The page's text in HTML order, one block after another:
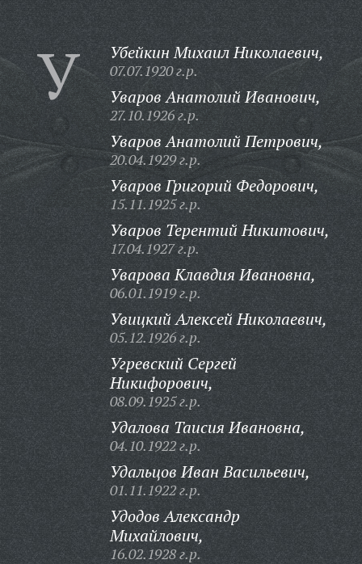
У Убейкин Михаил Николаевич,
07.07.1920 г.р.
Уваров Анатолий Иванович,
27.10.1926 г.р.
Уваров Анатолий Петрович,
20.04.1929 г.р.
Уваров Григорий Федорович,
15.11.1925 г.р.
Уваров Терентий Никитович,
17.04.1927 г.р.
Уварова Клавдия Ивановна,
06.01.1919 г.р.
Увицкий Алексей Николаевич,
05.12.1926 г.р.
Угревский Сергей
Никифорович,
08.09.1925 г.р.
Удалова Таисия Ивановна,
04.10.1922 г.р.
Удальцов Иван Васильевич,
01.11.1922 г.р.
Удодов Александр
Михайлович,
16.02.1928 г.р.